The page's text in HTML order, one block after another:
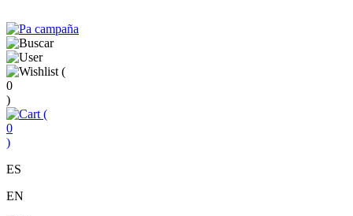
(
0
)
(
0
)
ES
EN